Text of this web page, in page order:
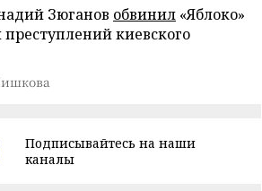
Зюганов обвинил «Яблоко»
киевского
Подписывайтесь на наши
каналы